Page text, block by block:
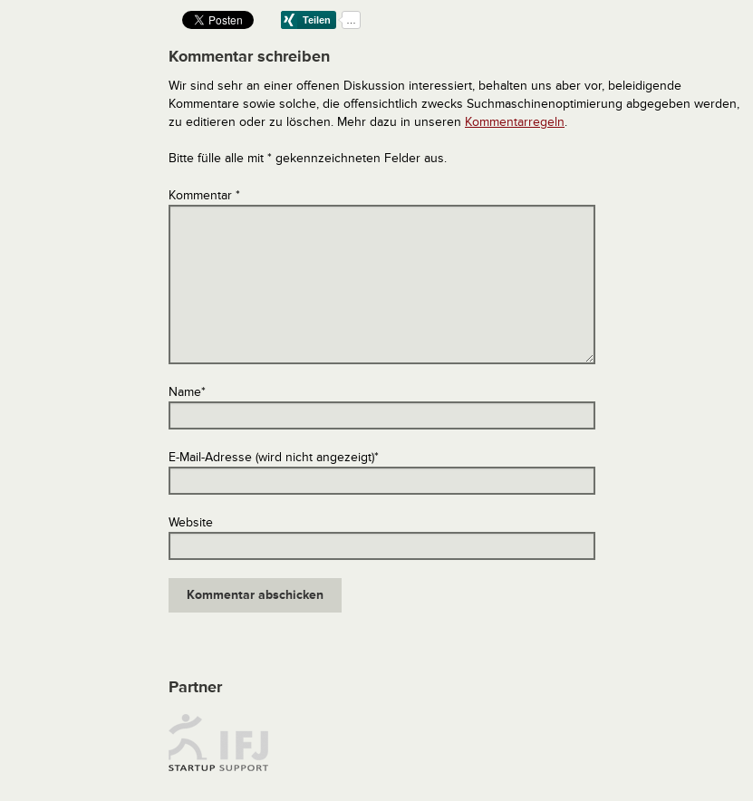
Kommentar schreiben
Wir sind sehr an einer offenen Diskussion interessiert, behalten uns aber vor, beleidigende
Kommentare sowie solche, die offensichtlich zwecks Suchmaschinenoptimierung abgegeben werden,
zu editieren oder zu löschen. Mehr dazu in unseren Kommentarregeln.
Bitte fülle alle mit * gekennzeichneten Felder aus.
Kommentar *
Name*
E-Mail-Adresse (wird nicht angezeigt)*
Website
Partner